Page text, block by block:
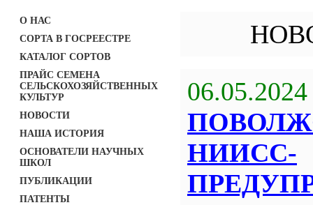
О НАС
СОРТА В ГОСРЕЕСТРЕ
КАТАЛОГ СОРТОВ
ПРАЙС СЕМЕНА
СЕЛЬСКОХОЗЯЙСТВЕННЫХ
КУЛЬТУР
НОВОСТИ
НАША ИСТОРИЯ
ОСНОВАТЕЛИ НАУЧНЫХ
ШКОЛ
ПУБЛИКАЦИИ
ПАТЕНТЫ
06.05.2024
НИИСС-